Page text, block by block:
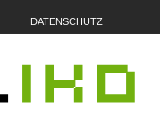
DATENSCHUTZ